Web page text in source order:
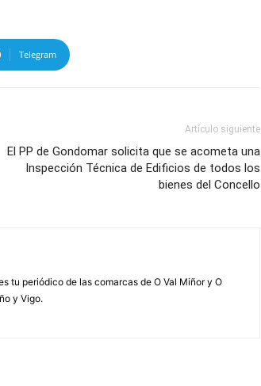
Telegram
Artículo siguiente
El PP de Gondomar solicita que se acometa una
Inspección Técnica de Edificios de todos los
bienes del Concello
tu periódico de las comarcas de O Val Miñor y O
y Vigo.